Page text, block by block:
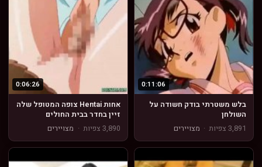
0:11:06
בלש משטרתי בודק חשודה על
השולחן
3,891 צפיות
· מצויירים
0:06:26
אחות Hentai צופה המטופל שלה
זיין בחדר בבית החולים
3,890 צפיות
· מצויירים